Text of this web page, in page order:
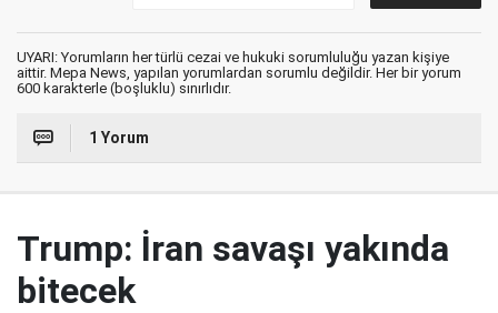
UYARI: Yorumların her türlü cezai ve hukuki sorumluluğu yazan kişiye
aittir. Mepa News, yapılan yorumlardan sorumlu değildir. Her bir yorum
600 karakterle (boşluklu) sınırlıdır.
1 Yorum
Trump: İran savaşı yakında
bitecek